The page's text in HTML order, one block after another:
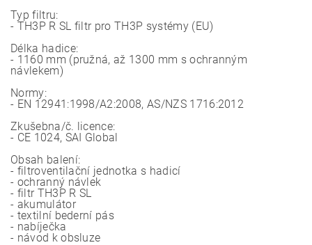
Typ filtru:
- TH3P R SL filtr pro TH3P systémy (EU)
Délka hadice:
- 1160 mm (pružná, až 1300 mm s ochranným
návlekem)
Normy:
- EN 12941:1998/A2:2008, AS/NZS 1716:2012
Zkušebna/č. licence:
- CE 1024, SAI Global
Obsah balení:
- filtroventilační jednotka s hadicí
- ochranný návlek
- filtr TH3P R SL
- akumulátor
- textilní bederní pás
- nabíječka
- návod k obsluze